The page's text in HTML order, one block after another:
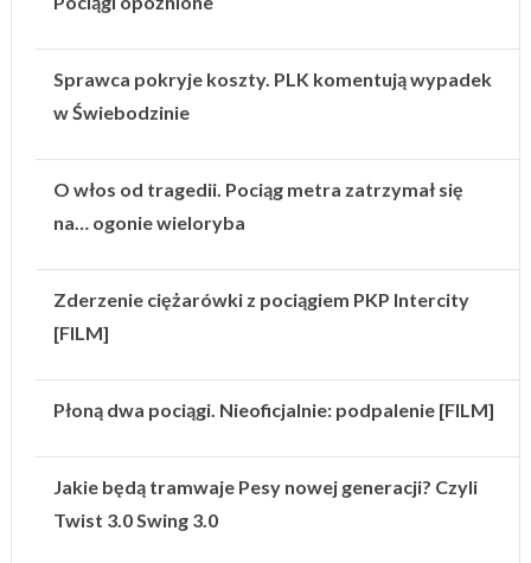
Sprawca pokryje koszty. PLK komentują wypadek
w Świebodzinie
O włos od tragedii. Pociąg metra zatrzymał się
na… ogonie wieloryba
Zderzenie ciężarówki z pociągiem PKP Intercity
[FILM]
Płoną dwa pociągi. Nieoficjalnie: podpalenie [FILM]
Jakie będą tramwaje Pesy nowej generacji? Czyli
Twist 3.0 Swing 3.0